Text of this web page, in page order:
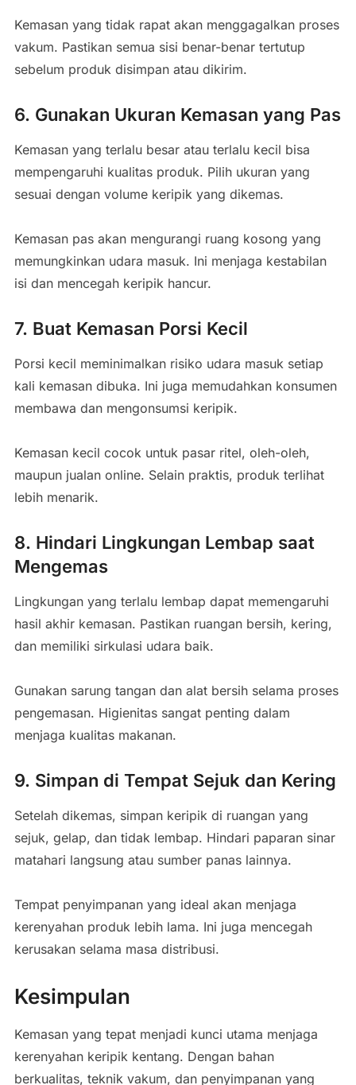
Kemasan yang tidak rapat akan menggagalkan proses
vakum. Pastikan semua sisi benar-benar tertutup
sebelum produk disimpan atau dikirim.
6. Gunakan Ukuran Kemasan yang Pas
Kemasan yang terlalu besar atau terlalu kecil bisa
mempengaruhi kualitas produk. Pilih ukuran yang
sesuai dengan volume keripik yang dikemas.
Kemasan pas akan mengurangi ruang kosong yang
memungkinkan udara masuk. Ini menjaga kestabilan
isi dan mencegah keripik hancur.
7. Buat Kemasan Porsi Kecil
Porsi kecil meminimalkan risiko udara masuk setiap
kali kemasan dibuka. Ini juga memudahkan konsumen
membawa dan mengonsumsi keripik.
Kemasan kecil cocok untuk pasar ritel, oleh-oleh,
maupun jualan online. Selain praktis, produk terlihat
lebih menarik.
8. Hindari Lingkungan Lembap saat
Mengemas
Lingkungan yang terlalu lembap dapat memengaruhi
hasil akhir kemasan. Pastikan ruangan bersih, kering,
dan memiliki sirkulasi udara baik.
Gunakan sarung tangan dan alat bersih selama proses
pengemasan. Higienitas sangat penting dalam
menjaga kualitas makanan.
9. Simpan di Tempat Sejuk dan Kering
Setelah dikemas, simpan keripik di ruangan yang
sejuk, gelap, dan tidak lembap. Hindari paparan sinar
matahari langsung atau sumber panas lainnya.
Tempat penyimpanan yang ideal akan menjaga
kerenyahan produk lebih lama. Ini juga mencegah
kerusakan selama masa distribusi.
Kesimpulan
Kemasan yang tepat menjadi kunci utama menjaga
kerenyahan keripik kentang. Dengan bahan
berkualitas, teknik vakum, dan penyimpanan yang